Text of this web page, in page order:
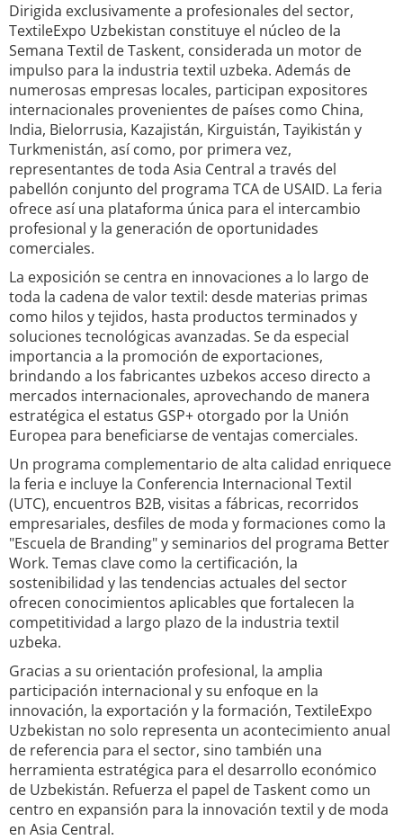
Dirigida exclusivamente a profesionales del sector,
TextileExpo Uzbekistan constituye el núcleo de la
Semana Textil de Taskent, considerada un motor de
impulso para la industria textil uzbeka. Además de
numerosas empresas locales, participan expositores
internacionales provenientes de países como China,
India, Bielorrusia, Kazajistán, Kirguistán, Tayikistán y
Turkmenistán, así como, por primera vez,
representantes de toda Asia Central a través del
pabellón conjunto del programa TCA de USAID. La feria
ofrece así una plataforma única para el intercambio
profesional y la generación de oportunidades
comerciales.
La exposición se centra en innovaciones a lo largo de
toda la cadena de valor textil: desde materias primas
como hilos y tejidos, hasta productos terminados y
soluciones tecnológicas avanzadas. Se da especial
importancia a la promoción de exportaciones,
brindando a los fabricantes uzbekos acceso directo a
mercados internacionales, aprovechando de manera
estratégica el estatus GSP+ otorgado por la Unión
Europea para beneficiarse de ventajas comerciales.
Un programa complementario de alta calidad enriquece
la feria e incluye la Conferencia Internacional Textil
(UTC), encuentros B2B, visitas a fábricas, recorridos
empresariales, desfiles de moda y formaciones como la
"Escuela de Branding" y seminarios del programa Better
Work. Temas clave como la certificación, la
sostenibilidad y las tendencias actuales del sector
ofrecen conocimientos aplicables que fortalecen la
competitividad a largo plazo de la industria textil
uzbeka.
Gracias a su orientación profesional, la amplia
participación internacional y su enfoque en la
innovación, la exportación y la formación, TextileExpo
Uzbekistan no solo representa un acontecimiento anual
de referencia para el sector, sino también una
herramienta estratégica para el desarrollo económico
de Uzbekistán. Refuerza el papel de Taskent como un
centro en expansión para la innovación textil y de moda
en Asia Central.